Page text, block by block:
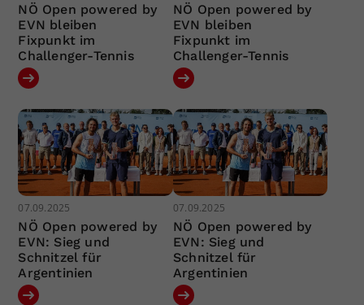
NÖ Open powered by
EVN bleiben
Fixpunkt im
Challenger-Tennis
NÖ Open powered by
EVN bleiben
Fixpunkt im
Challenger-Tennis
07.09.2025
NÖ Open powered by
EVN: Sieg und
Schnitzel für
Argentinien
07.09.2025
NÖ Open powered by
EVN: Sieg und
Schnitzel für
Argentinien